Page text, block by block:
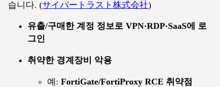
습니다. (サイバートラスト株式会社)
유출/구매한 계정 정보로 VPN·RDP·SaaS에 로
그인
취약한 경계장비 악용
예: FortiGate/FortiProxy RCE 취약점